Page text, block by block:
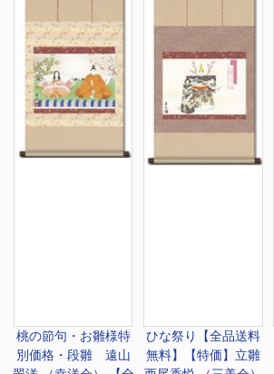
桃の節句・お雛様特
別価格・段雛 遠山
ひな祭り
【全品送料
無料】【特価】立雛